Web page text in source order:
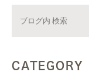
CATEGORY